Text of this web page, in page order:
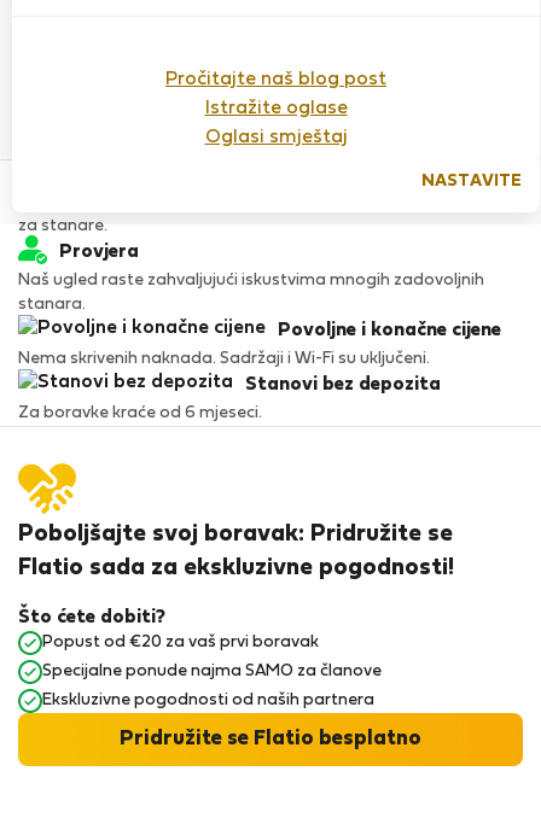
Pročitajte naš blog post
Istražite oglase
Oglasi smještaj
NASTAVITE
za stanare.
Provjera
Naš ugled raste zahvaljujući iskustvima mnogih zadovoljnih
stanara.
Povoljne i konačne cijene
Nema skrivenih naknada. Sadržaji i Wi-Fi su uključeni.
Stanovi bez depozita
Za boravke kraće od 6 mjeseci.
Poboljšajte svoj boravak: Pridružite se
Flatio sada za ekskluzivne pogodnosti!
Što ćete dobiti?
Popust od €20 za vaš prvi boravak
Specijalne ponude najma SAMO za članove
Ekskluzivne pogodnosti od naših partnera
Pridružite se Flatio besplatno